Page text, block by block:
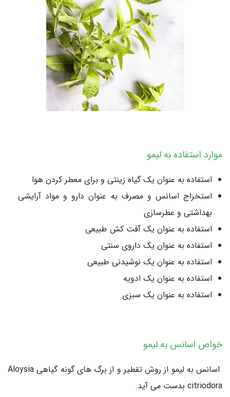
موارد استفاده به لیمو
استفاده به عنوان یک گیاه زینتی و برای معطر کردن هوا
استخراج اسانس و مصرف به عنوان دارو و مواد آرایشی
بهداشتی و عطرسازی
استفاده به عنوان یک آفت کش طبیعی
استفاده به عنوان یک داروی سنتی
استفاده به عنوان یک نوشیدنی طبیعی
استفاده به عنوان یک ادویه
استفاده به عنوان یک سبزی
خواص اسانس به لیمو
اسانس به لیمو از روش تقطیر و از برگ های گونه گیاهی Aloysia
citriodora بدست می آید.